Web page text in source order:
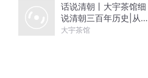
话说清朝丨大宇茶馆细
说清朝三百年历史|从努
尔哈赤到末代皇帝溥仪|
大宇茶馆